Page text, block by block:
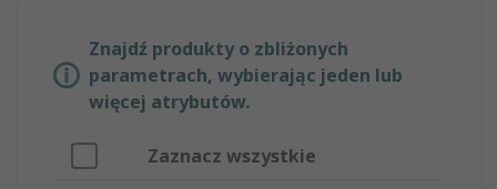
Znajdź produkty o zbliżonych
parametrach, wybierając jeden lub
więcej atrybutów.
Zaznacz wszystkie